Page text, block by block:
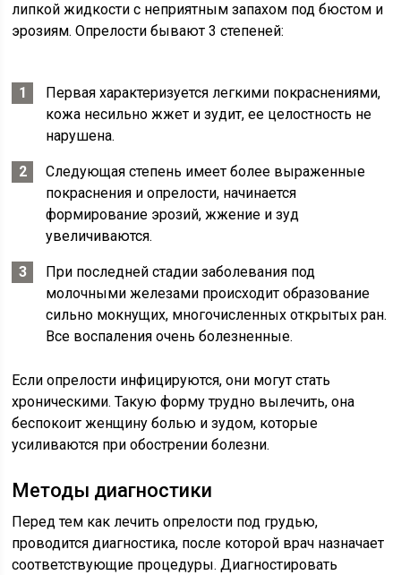
липкой жидкости с неприятным запахом под бюстом и
эрозиям. Опрелости бывают 3 степеней:
Первая характеризуется легкими покраснениями,
кожа несильно жжет и зудит, ее целостность не
нарушена.
Следующая степень имеет более выраженные
покраснения и опрелости, начинается
формирование эрозий, жжение и зуд
увеличиваются.
При последней стадии заболевания под
молочными железами происходит образование
сильно мокнущих, многочисленных открытых ран.
Все воспаления очень болезненные.
Если опрелости инфицируются, они могут стать
хроническими. Такую форму трудно вылечить, она
беспокоит женщину болью и зудом, которые
усиливаются при обострении болезни.
Методы диагностики
Перед тем как лечить опрелости под грудью,
проводится диагностика, после которой врач назначает
соответствующие процедуры. Диагностировать